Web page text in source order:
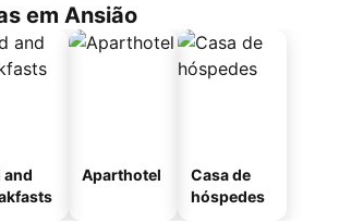
em Ansião
and
Aparthotel
Casa de
hóspedes